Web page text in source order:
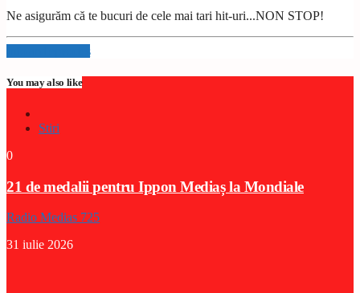
Ne asigurăm că te bucuri de cele mai tari hit-uri...NON STOP!
Info and episodes
You may also like
Stiri
0
21 de medalii pentru Ippon Mediaș la Mondiale
Radio Medias 725
31 iulie 2026